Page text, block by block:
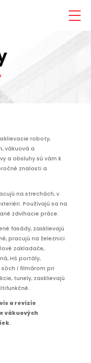
roboty,
vákuová a
a obsluhy sú vám k
znalosti a
na strechách, v
Používajú sa na
zdvíhacie práce.
fasády, zasklievajú
pracujú na železnici
zakladače,
HS portály,
i filmárom pri
tunely, zasklievajú
a revízie
vákuových
.